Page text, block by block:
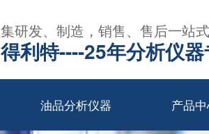
集研发、制造，销售、售后一站
得利特----25年分析仪
油品分析仪器 产品